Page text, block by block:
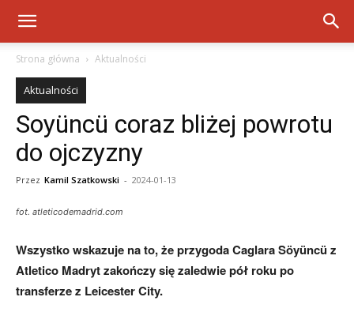
Strona główna Aktualności
Aktualności
Soyüncü coraz bliżej powrotu
do ojczyzny
Przez Kamil Szatkowski - 2024-01-13
fot. atleticodemadrid.com
Wszystko wskazuje na to, że przygoda Caglara Söyüncü z
Atletico Madryt zakończy się zaledwie pół roku po
transferze z Leicester City.